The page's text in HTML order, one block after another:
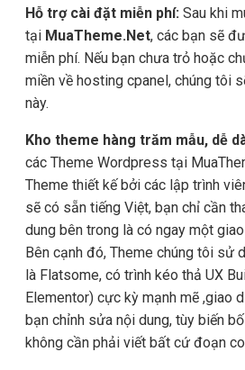
Hỗ trợ cài đặt miễn phí: Sau khi
tại MuaTheme.Net, các bạn sẽ
miễn phí. Nếu bạn chưa trỏ hoặc
miền về hosting cpanel, chúng tôi
này.
Kho theme hàng trăm mẫu, dễ
các Theme Wordpress tại
Theme thiết kế bởi các lập trình
sẽ có sẵn tiếng Việt, bạn chỉ cần
dung bên trong là có ngay một
Bên cạnh đó, Theme chúng tôi sử
là Flatsome, có trình kéo thả UX
Elementor) cực kỳ mạnh mẽ ,giao
bạn chỉnh sửa nội dung, tùy biến
không cần phải viết bất cứ đoạn